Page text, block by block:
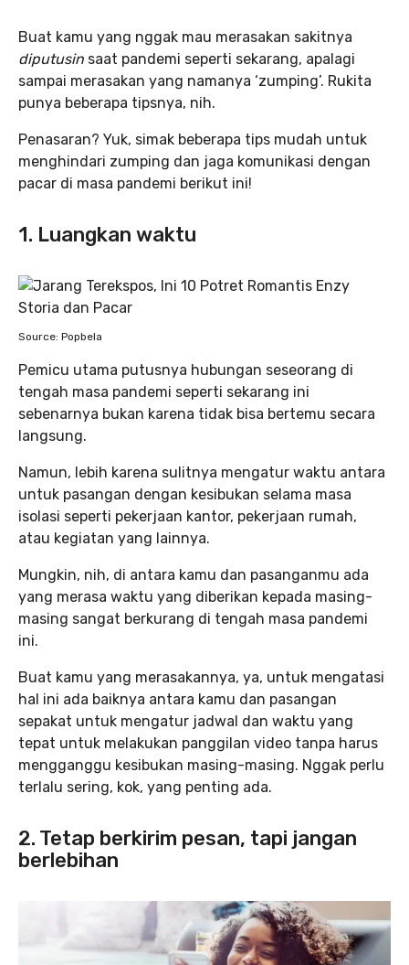
Buat kamu yang nggak mau merasakan sakitnya
diputusin saat pandemi seperti sekarang, apalagi
sampai merasakan yang namanya ‘zumping’. Rukita
punya beberapa tipsnya, nih.
Penasaran? Yuk, simak beberapa tips mudah untuk
menghindari zumping dan jaga komunikasi dengan
pacar di masa pandemi berikut ini!
1. Luangkan waktu
Source: Popbela
Pemicu utama putusnya hubungan seseorang di
tengah masa pandemi seperti sekarang ini
sebenarnya bukan karena tidak bisa bertemu secara
langsung.
Namun, lebih karena sulitnya mengatur waktu antara
untuk pasangan dengan kesibukan selama masa
isolasi seperti pekerjaan kantor, pekerjaan rumah,
atau kegiatan yang lainnya.
Mungkin, nih, di antara kamu dan pasanganmu ada
yang merasa waktu yang diberikan kepada masing-
masing sangat berkurang di tengah masa pandemi
ini.
Buat kamu yang merasakannya, ya, untuk mengatasi
hal ini ada baiknya antara kamu dan pasangan
sepakat untuk mengatur jadwal dan waktu yang
tepat untuk melakukan panggilan video tanpa harus
mengganggu kesibukan masing-masing. Nggak perlu
terlalu sering, kok, yang penting ada.
2. Tetap berkirim pesan, tapi jangan
berlebihan